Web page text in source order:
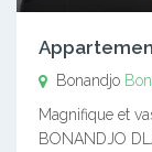
Bonandjo
Magnifique et
BONANDJO